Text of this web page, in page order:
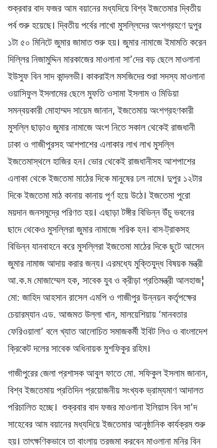
শুক্রবার বাদ ফজর আম বয়ানের মধ্যদিয়ে বিশ্ব ইজতেমার দ্বিতীয়
পর্ব শুরু হয়েছে। দ্বিতীয় পর্বের লাখো মুসল্লিদের অংশগ্রহণে দুপুর
১টা ৫০ মিনিটে জুমার জামাত শুরু হয়। জুমার নামাজে ইমামতি করেন
দিল্লির নিজামুদ্দিন মারকাজের মাওলানা সা’দের বড় ছেলে মাওলানা
ইউসুফ বিন সাদ কান্দলভী। কাকরাইল মসজিদের শুরা সদস্য মাওলানা
ওয়াসিফুল ইসলামের ছেলে মুফতি ওসামা ইসলাম ও মিডিয়া
সমন্বয়কারী মোহাম্মদ সায়েম জানান, ইজতেমায় অংশগ্রহণকারী
মুসল্লি ছাড়াও জুমার নামাজে অংশ নিতে সকাল থেকেই রাজধানী
ঢাকা ও গাজীপুরসহ আশপাশের এলাকার লাখ লাখ মুসল্লি
ইজতেমাস্থলে হাজির হন। ভোর থেকেই রাজধানীসহ আশপাশের
এলাকা থেকে ইজতেমা মাঠের দিকে মানুষের ঢল নামে। দুপুর ১২টার
দিকে ইজতেমা মাঠ কানায় কানায় পূর্ণ হয়ে উঠে। ইজতেমা পুরো
ময়দান জনসমুদ্রে পরিণত হয়। এছাড়া টঙ্গীর বিভিন্ন উঁচু ভবনের
ছাদে থেকেও মুসল্লিরা জুমার নামাজে শরিক হন। বাস-ট্রাকসহ
বিভিন্ন যানবাহনে করে মুসল্লিরা ইজতেমা মাঠের দিকে ছুটে আসেন
জুমার নামাজ আদায় করার জন্য। এরমধ্যে মুক্তিযুদ্ধ বিষয়ক মন্ত্রী
আ.ক.ম মোজাম্মেল হক, সাবেক যুব ও ক্রীড়া প্রতিমন্ত্রী আলহাজ¦
মো: জাহিদ আহসান রাসেল এমপি ও গাজীপুর উন্নয়ন কর্তৃপক্ষের
চেয়ারম্যান এড. আজমত উল্লা খান, মালয়েশিয়ায় ‘মানবতার
ফেরিওয়ালা’ বলে খ্যাত আলোচিত সমাজকর্মী ইবিট লিও ও বাংলাদেশ
ক্রিকেট দলের সাবেক অধিনায়ক মুশফিকুর রহিম।
গাজীপুরের জেলা প্রশাসক আবুল ফাতে মো. সফিকুল ইসলাম জানান,
বিশ্ব ইজতেমায় প্রতিদিন প্রয়োজনীয় সংখ্যক ভ্রাম্যমাণ আদালত
পরিচালিত হচ্ছে। শুক্রবার বাদ ফজর মাওলানা ইলিয়াস বিন সা’দ
সাহেবের আম বয়ানের মধ্যদিয়ে ইজতেমার আনুষ্ঠানিক কার্যক্রম শুরু
হয়। তাৎক্ষণিকভাবে তা বাংলায় তরজমা করবেন মাওলানা মনির বিন